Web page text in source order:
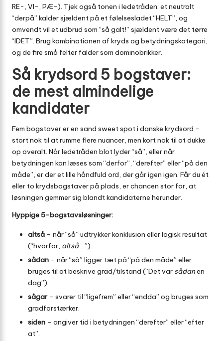
RE-, VI-, PÆ-). Tjek også tonen i ledetråden: et neutralt
“derpå” kalder sjældent på et følelsesladet “HELT”, og
omvendt vil et udbrud som “så galt!” sjældent være det tørre
“IDET”. Brug kombinationen af kryds og betydningskategori,
og de fire små felter falder som dominobrikker.
Så krydsord 5 bogstaver:
de mest almindelige
kandidater
Fem bogstaver er en sand sweet spot i danske krydsord –
stort nok til at rumme flere nuancer, men kort nok til at dukke
op overalt. Når ledetråden blot lyder “så”, eller når
betydningen kan læses som “derfor”, “derefter” eller “på den
måde”, er der et lille håndfuld ord, der går igen igen. Får du ét
eller to krydsbogstaver på plads, er chancen stor for, at
løsningen gemmer sig blandt kandidaterne herunder.
Hyppige 5-bogstavsløsninger:
altså – når “så” udtrykker konklusion eller logisk resultat
(“hvorfor, altså…”).
sådan – når “så” ligger tæt på “på den måde” eller
bruges til at beskrive grad/tilstand (“Det var sådanen
dag”).
sågar– svarer til “ligefrem” eller “endda” og bruges som
gradforstærker.
siden – angiver tid i betydningen “derefter” eller “efter
at”.